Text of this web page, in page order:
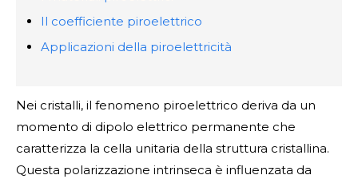
Il coefficiente piroelettrico
Applicazioni della piroelettricità
Nei cristalli, il fenomeno piroelettrico deriva da un
momento di dipolo elettrico permanente che
caratterizza la cella unitaria della struttura cristallina.
Questa polarizzazione intrinseca è influenzata da